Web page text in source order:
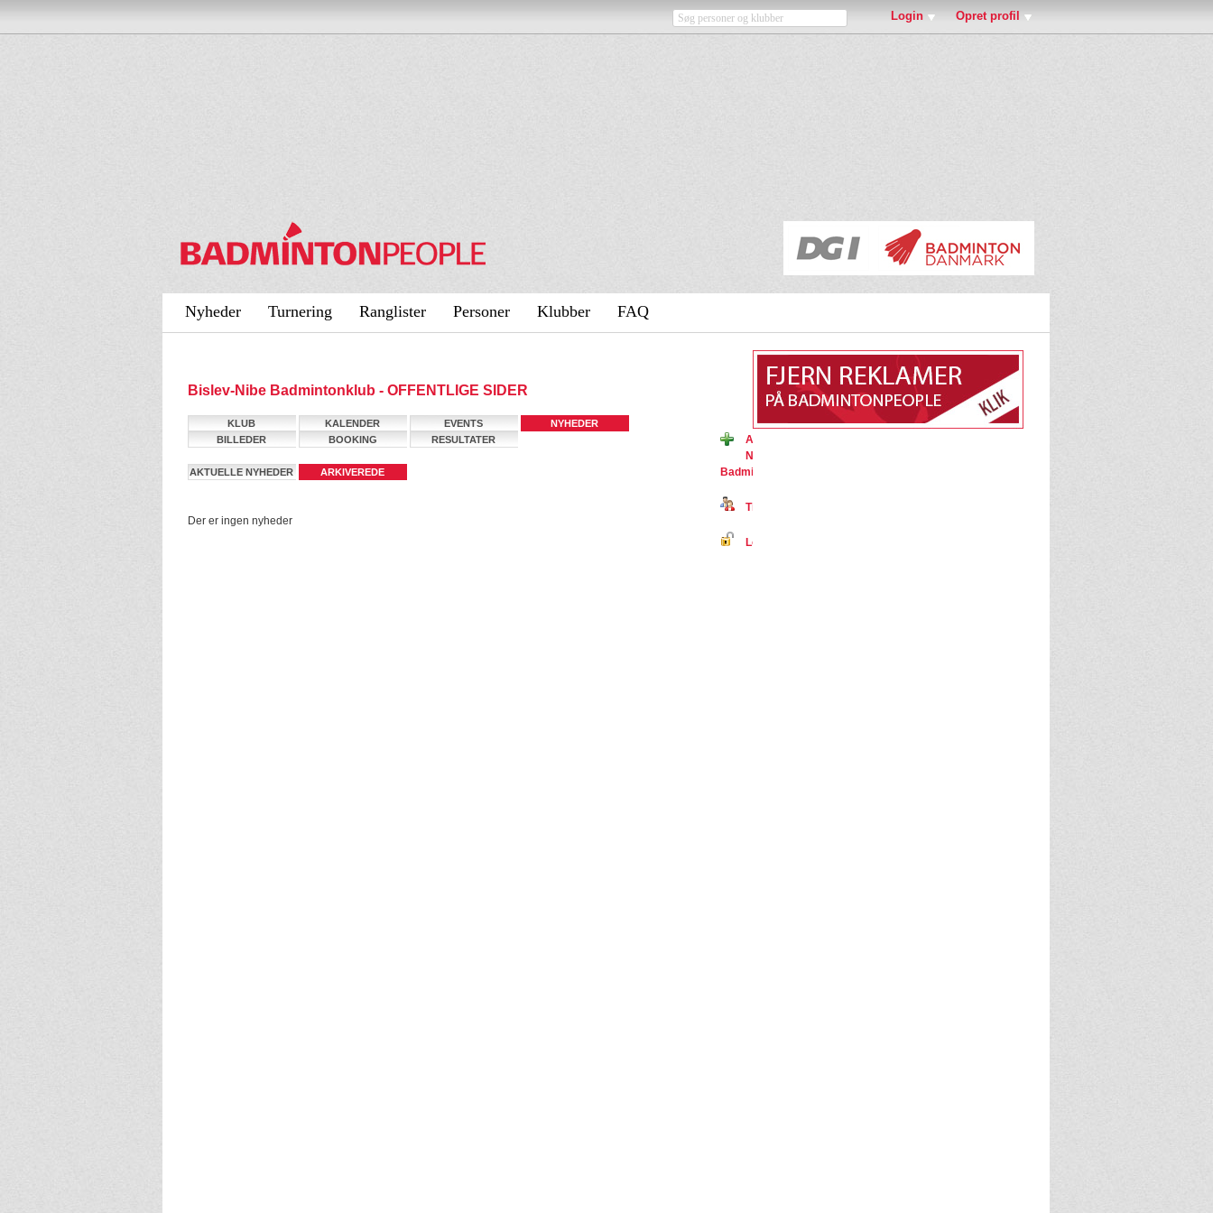
Login Opret profil
Nyheder Turnering Ranglister Personer Klubber FAQ
Bislev-Nibe Badmintonklub - OFFENTLIGE SIDER
KLUB KALENDER EVENTS
NYHEDER
BILLEDER
BOOKING RESULTATER
AKTUELLE NYHEDER
ARKIVEREDE
Der er ingen nyheder
Ansøg om medlemsskab af Bislev-
Nibe Badmintonklub på
BadmintonPeople
Tilmeld dig BadmintonPeople
Log ind på BadmintonPeople